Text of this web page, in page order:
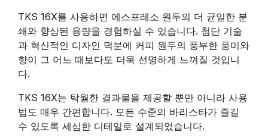
TKS 16X를 사용하면 에스프레소 원두의 더 균일한 분
쇄와 향상된 용량을 경험하실 수 있습니다. 첨단 기술
과 혁신적인 디자인 덕분에 커피 원두의 풍부한 풍미와
향이 그 어느 때보다도 더욱 선명하게 느껴질 것입니
다.
TKS 16X는 탁월한 결과물을 제공할 뿐만 아니라 사용
법도 매우 간편합니다. 모든 수준의 바리스타가 즐길
수 있도록 세심한 디테일로 설계되었습니다.